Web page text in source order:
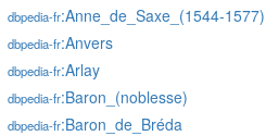
dbpedia-fr:Anne_de_Saxe_(1544-1577)
dbpedia-fr:Anvers
dbpedia-fr:Arlay
dbpedia-fr:Baron_(noblesse)
dbpedia-fr:Baron_de_Bréda